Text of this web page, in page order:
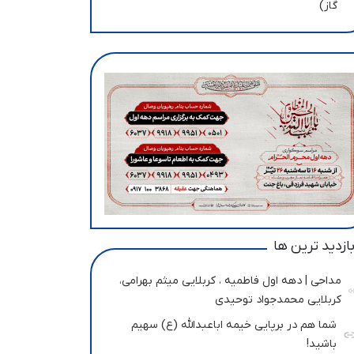
گاز)
ترین ها
مداحی | دهه اول فاطمیه ، کربلایی میثم بهرامی،
کربلایی محمدجواد توحیدی
شما هم در برپایی خیمه اباعبدالله (ع) سهیم
باشید!